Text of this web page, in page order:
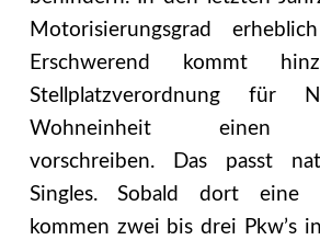
Motorisierungsgrad
Erschwerend kommt
Stellplatzverordnung für
Wohneinheit einen
vorschreiben. Das passt
Singles. Sobald dort eine
kommen zwei bis drei Pkw’s